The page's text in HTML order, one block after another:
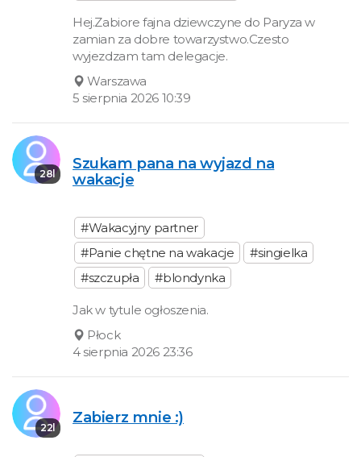
Hej.Zabiore fajna dziewczyne do Paryza w
zamian za dobre towarzystwo.Czesto
wyjezdzam tam delegacje.
Warszawa
5 sierpnia 2026 10:39
28l
Szukam pana na wyjazd na
wakacje
#Wakacyjny partner
#Panie chętne na wakacje
#singielka
#szczupła
#blondynka
Jak w tytule ogłoszenia.
Płock
4 sierpnia 2026 23:36
22l
Zabierz mnie :)